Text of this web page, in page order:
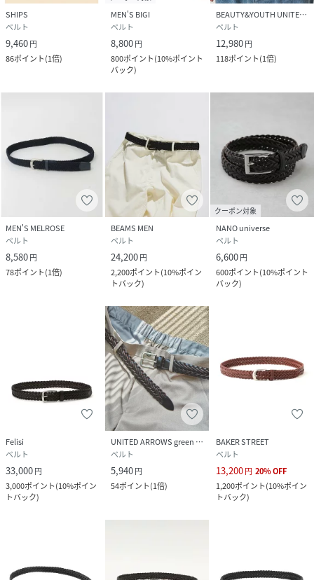
SHIPS
ベルト
9,460円
86ポイント(1倍)
MEN'S BIGI
ベルト
8,800円
800ポイント(10%ポイント
バック)
BEAUTY&YOUTH UNITED ARROWS
ベルト
12,980円
118ポイント(1倍)
MEN'S MELROSE
ベルト
8,580円
78ポイント(1倍)
BEAMS MEN
ベルト
24,200円
2,200ポイント(10%ポイン
トバック)
クーポン対象
NANO universe
ベルト
6,600円
600ポイント(10%ポイント
バック)
Felisi
ベルト
33,000円
3,000ポイント(10%ポイン
トバック)
UNITED ARROWS green label relaxing
ベルト
5,940円
54ポイント(1倍)
BAKER STREET
ベルト
13,200円 20%OFF
1,200ポイント(10%ポイン
トバック)